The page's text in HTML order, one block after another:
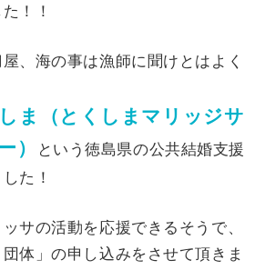
！！
、海の事は漁師に聞けとはよく
ま（とくしまマリッジサ
）
という徳島県の公共結婚支援
た！
サの活動を応援できるそうで、
体」の申し込みをさせて頂きま